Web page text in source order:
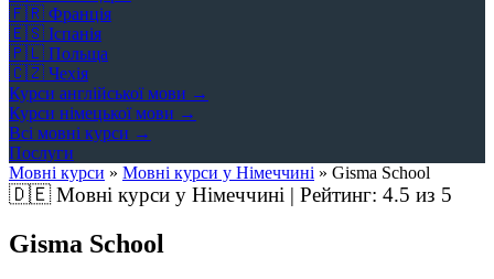
🇫🇷 Франція
🇪🇸 Іспанія
🇵🇱 Польща
🇨🇿 Чехія
Курси англійської мови →
Курси німецької мови →
Всі мовні курси →
Послуги
Мовні курси » Мовні курси у Німеччині » Gisma School
🇩🇪Мовні курси у Німеччині | Рейтинг: 4.5 из 5
Gisma School